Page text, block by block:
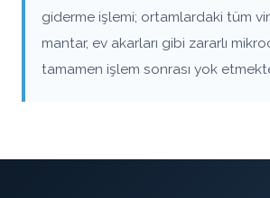
giderme işlemi; ortamlardaki tüm
mantar, ev akarları gibi zararlı
tamamen işlem sonrası yok